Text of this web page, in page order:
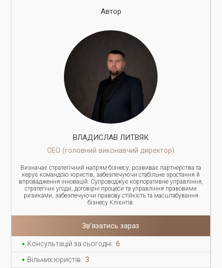
Автор
ВЛАДИСЛАВ ЛИТВЯК
СЕО (головний виконавчий директор)
Визначає стратегічний напрям бізнесу, розвиває партнерства та
керує командою юристів, забезпечуючи стабільне зростання й
впровадження інновацій. Супроводжує корпоративне управління,
стратегічні угоди, договірні процеси та управління правовими
ризиками, забезпечуючи правову стійкість та масштабування
бізнесу Клієнтів.
Зв’язатись зараз
Консультацій за сьогодні: 6
Вільних юристів: 3